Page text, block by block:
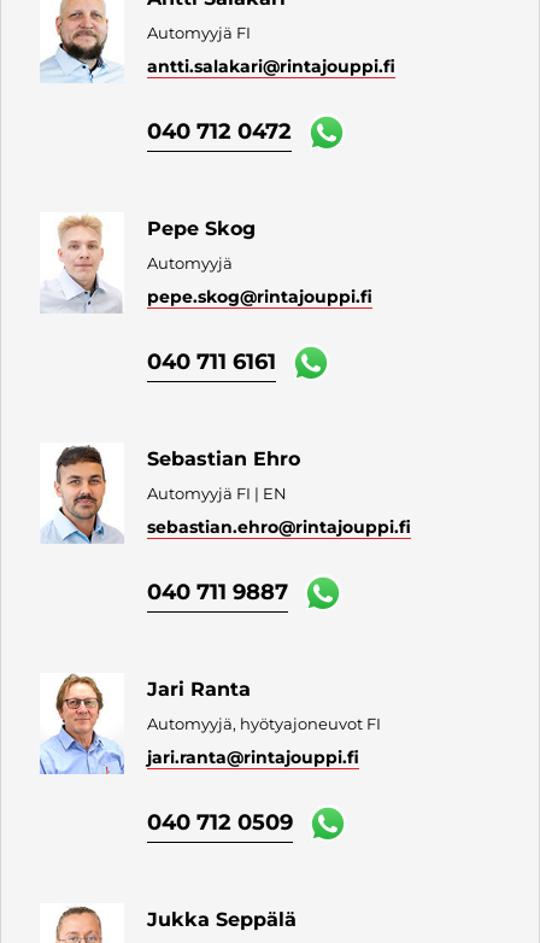
Automyyjä FI
antti.salakari@rintajouppi.fi
040 712 0472
Pepe Skog
Automyyjä
pepe.skog@rintajouppi.fi
040 711 6161
Sebastian Ehro
Automyyjä FI | EN
sebastian.ehro@rintajouppi.fi
040 711 9887
Jari Ranta
Automyyjä, hyötyajoneuvot FI
jari.ranta@rintajouppi.fi
040 712 0509
Jukka Seppälä